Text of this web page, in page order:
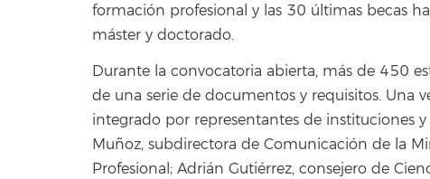
formación profesional y las 30 últimas becas
máster y doctorado.
Durante la convocatoria abierta, más de 450
de una serie de documentos y requisitos. Una
integrado por representantes de instituciones
Muñoz, subdirectora de Comunicación de la
Profesional; Adrián Gutiérrez, consejero de